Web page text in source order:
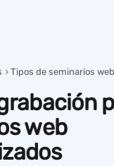
Tipos de seminarios web
web